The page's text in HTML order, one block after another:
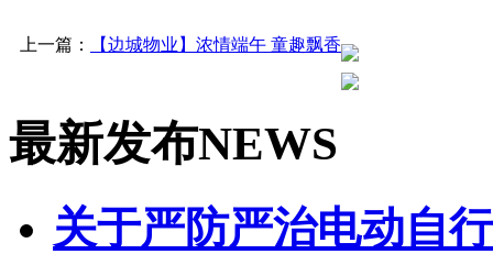
上一篇： 【边城物业】浓情端午 童趣飘香
最新发布NEWS
关于严防严治电动自